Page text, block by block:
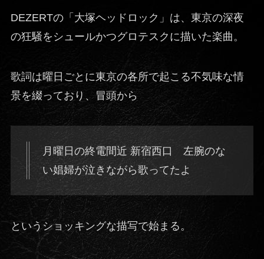
DEZERTの「大塚ヘッドロック」は、東京の深夜
の狂騒をシュールかつグロテスクに描いた楽曲。
歌詞は曜日ごとに東京の各所で起こる不気味な情
景を綴っており、冒頭から
月曜日の終電間近 新宿西口 左腕のな
い娼婦が泣きながら歌ってたよ
というショッキングな描写で始まる。